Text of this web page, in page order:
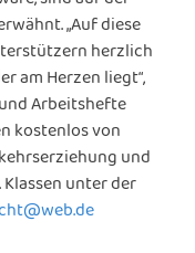
„Auf diese
herzlich
am Herzen liegt“,
Arbeitshefte
kostenlos von
und
unter der